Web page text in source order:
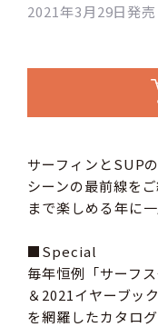
2021年3月29日発売
サーフィンとSUP
シーンの最前線を
まで楽しめる年に
■Special
毎年恒例「サーフ
＆2021イヤーブッ
を網羅したカタロ